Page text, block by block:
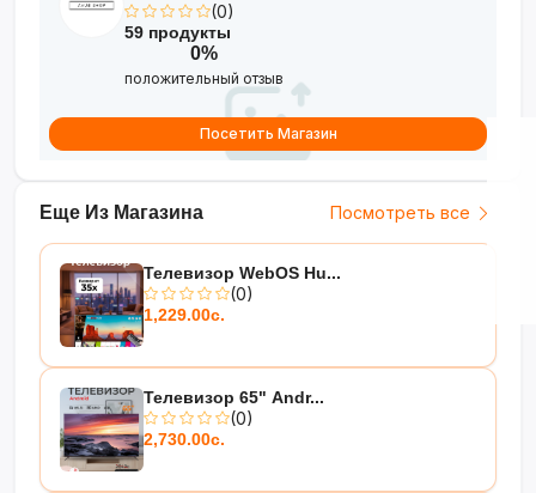
Еще Из Магазина Посмотреть все
Телевизор WebOS Hu...
(0)
1,229.00с.
Телевизор 65" Andr...
(0)
2,730.00с.
(0)
59 продукты
0%
положительный отзыв
Посетить Магазин